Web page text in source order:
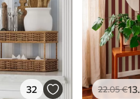
32 22.05€13